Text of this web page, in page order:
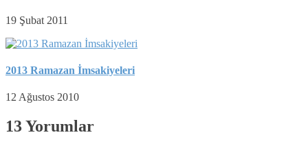
19 Şubat 2011
2013 Ramazan İmsakiyeleri
12 Ağustos 2010
13 Yorumlar